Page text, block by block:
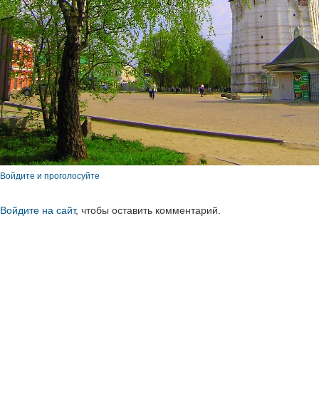
Войдите и проголосуйте
Войдите на сайт, чтобы оставить комментарий.